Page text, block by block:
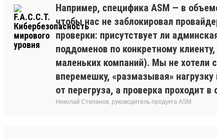
Например, специфика ASM — в
чтобы нас не заблокировал
проверки: присутствует ли
поддоменов по конкретному
маленьких компаний). Мы не хотели
вперемешку, «размазывая»
от перегруза, а проверка проходит в
Николай Степанов, руководитель продукта ASM